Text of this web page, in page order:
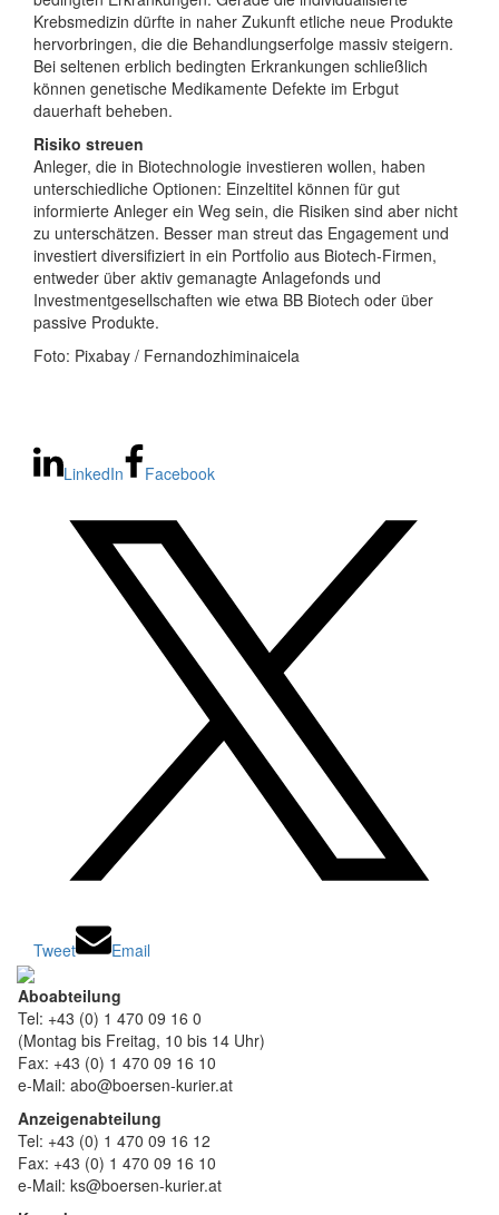
Krebsmedizin dürfte in naher Zukunft etliche neue Produkte
hervorbringen, die die Behandlungserfolge massiv steigern.
Bei seltenen erblich bedingten Erkrankungen schließlich
können genetische Medikamente Defekte im Erbgut
dauerhaft beheben.
Risiko streuen
Anleger, die in Biotechnologie investieren wollen, haben
unterschiedliche Optionen: Einzeltitel können für gut
informierte Anleger ein Weg sein, die Risiken sind aber nicht
zu unterschätzen. Besser man streut das Engagement und
investiert diversifiziert in ein Portfolio aus Biotech-Firmen,
entweder über aktiv gemanagte Anlagefonds und
Investmentgesellschaften wie etwa BB Biotech oder über
passive Produkte.
Foto: Pixabay / Fernandozhiminaicela
LinkedIn Facebook
Tweet Email
Aboabteilung
Tel: +43 (0) 1 470 09 16 0
(Montag bis Freitag, 10 bis 14 Uhr)
Fax: +43 (0) 1 470 09 16 10
e-Mail: abo@boersen-kurier.at
Anzeigenabteilung
Tel: +43 (0) 1 470 09 16 12
Fax: +43 (0) 1 470 09 16 10
e-Mail: ks@boersen-kurier.at